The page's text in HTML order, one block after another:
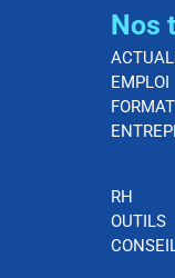
Nos
EMPLOI
RH
OUTILS